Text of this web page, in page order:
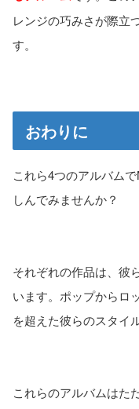
レンジの巧みさが際立
す。
おわりに
これら4つのアルバム
しんでみませんか？
それぞれの作品は、彼
います。ポップからロ
を超えた彼らのスタイ
これらのアルバムはた